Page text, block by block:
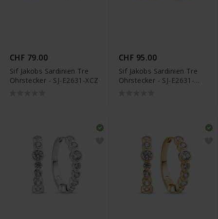
CHF 79.00
Sif Jakobs Sardinien Tre
Ohrstecker - SJ-E2631-XCZ
CHF 95.00
Sif Jakobs Sardinien Tre
Ohrstecker - SJ-E2631-